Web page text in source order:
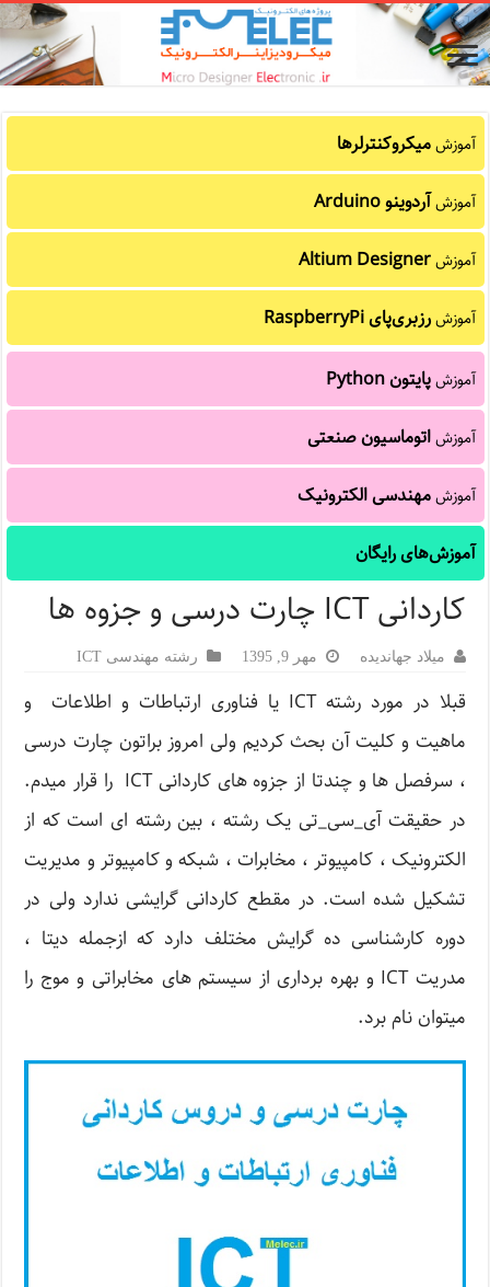
آموزشمیکروکنترلرها
آموزشآردوینو Arduino
آموزشAltium Designer
آموزشرزبری‌پای RaspberryPi
آموزشپایتون Python
آموزشاتوماسیون صنعتی
آموزشمهندسی الکترونیک
آموزش‌های رایگان
کاردانی ICT چارت درسی و جزوه ها
میلاد جهاندیده مهر 9, 1395 رشته مهندسی ICT
قبلا در مورد رشته ICT یا فناوری ارتباطات و اطلاعات و
ماهیت و کلیت آن بحث کردیم ولی امروز براتون چارت درسی
، سرفصل ها و چندتا از جزوه های کاردانی ICT را قرار میدم.
در حقیقت آی_سی_تی یک رشته ، بین رشته ای است که از
الکترونیک ، کامپیوتر ، مخابرات ، شبکه و کامپیوتر و مدیریت
تشکیل شده است. در مقطع کاردانی گرایشی ندارد ولی در
دوره کارشناسی ده گرایش مختلف دارد که ازجمله دیتا ،
مدریت ICT و بهره برداری از سیستم های مخابراتی و موج را
میتوان نام برد.